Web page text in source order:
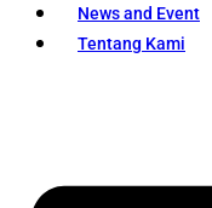
News and Event
Tentang Kami